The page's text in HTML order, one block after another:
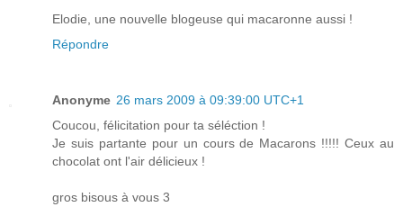
Elodie, une nouvelle blogeuse qui macaronne aussi !
Répondre
Anonyme 26 mars 2009 à 09:39:00 UTC+1
Coucou, félicitation pour ta séléction !
Je suis partante pour un cours de Macarons !!!!! Ceux au
chocolat ont l'air délicieux !
gros bisous à vous 3